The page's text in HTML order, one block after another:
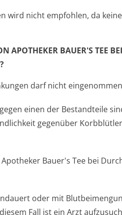
wird nicht empfohlen, da
APOTHEKER BAUER'S TEE BEI
darf nicht
einen der Bestandteile
gegenüber
Bauer's Tee bei
oder mit
Fall ist ein Arzt